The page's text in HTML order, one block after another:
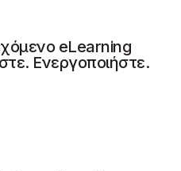
eLearning
Ενεργοποιήστε.